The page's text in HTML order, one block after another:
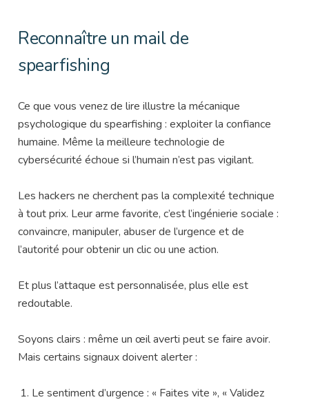
Reconnaître un mail de
spearfishing
Ce que vous venez de lire illustre la mécanique
psychologique du spearfishing : exploiter la confiance
humaine. Même la meilleure technologie de
cybersécurité échoue si l’humain n’est pas vigilant.
Les hackers ne cherchent pas la complexité technique
à tout prix. Leur arme favorite, c’est l’ingénierie sociale :
convaincre, manipuler, abuser de l’urgence et de
l’autorité pour obtenir un clic ou une action.
Et plus l’attaque est personnalisée, plus elle est
redoutable.
Soyons clairs : même un œil averti peut se faire avoir.
Mais certains signaux doivent alerter :
Le sentiment d’urgence : « Faites vite », « Validez